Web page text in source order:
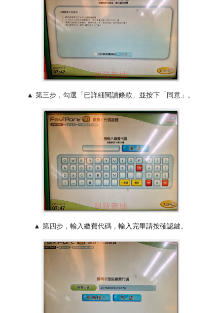
▲ 第三步，勾選「已詳細閱讀條款」並按下「同意」。
▲ 第四步，輸入繳費代碼，輸入完畢請按確認鍵。